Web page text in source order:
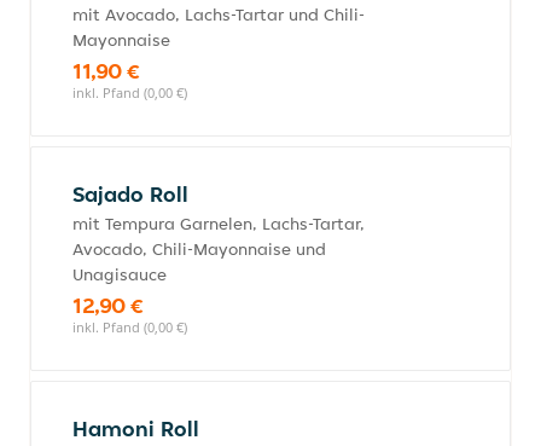
mit Avocado, Lachs-Tartar und Chili-
Mayonnaise
11,90 €
inkl. Pfand (0,00 €)
Sajado Roll
mit Tempura Garnelen, Lachs-Tartar,
Avocado, Chili-Mayonnaise und
Unagisauce
12,90 €
inkl. Pfand (0,00 €)
Hamoni Roll